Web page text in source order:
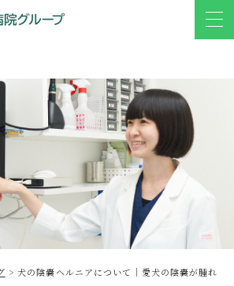
>犬の陰嚢ヘルニアについて｜愛犬の陰嚢が腫れ